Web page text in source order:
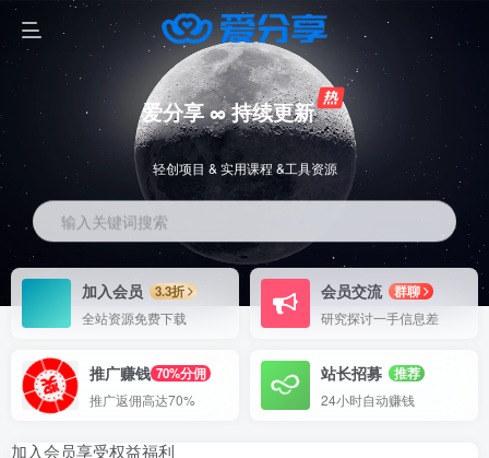
爱分享 ∞ 持续更新
轻创项目 & 实用课程 &工具资源
输入关键词搜索
加入会员
3.3折
全站资源免费下载
会员交流
群聊
研究探讨一手信息差
推广赚钱 70%分佣
推广返佣高达70%
站长招募
推荐
24小时自动赚钱
加入会员享受权益福利